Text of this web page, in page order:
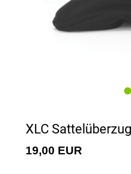
XLC
19,00 EUR